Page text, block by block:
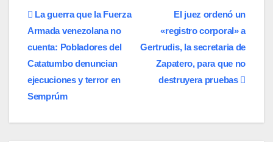
Navegación
de
entradas
El juez ordenó un
«registro corporal» a
Gertrudis, la secretaria de
Zapatero, para que no
destruyera pruebas
La guerra que la Fuerza
Armada venezolana no
cuenta: Pobladores del
Catatumbo denuncian
ejecuciones y terror en
Semprúm